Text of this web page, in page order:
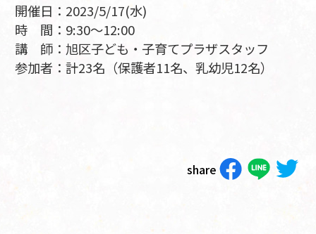
開催日：2023/5/17(水)
時 間：9:30～12:00
講 師：旭区子ども・子育てプラザスタッフ
参加者：計23名（保護者11名、乳幼児12名）
share